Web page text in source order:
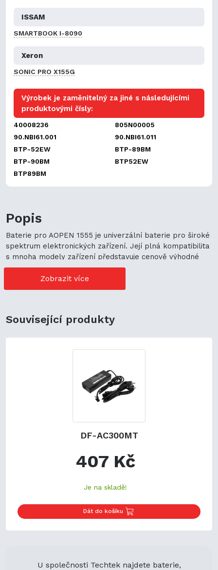
ISSAM
SMARTBOOK I-8090
Xeron
SONIC PRO X155G
Výrobek je zaměnitelný za jiné s následujícími
produktovými čísly:
40008236
805N00005
90.NBI61.001
90.NBI61.011
BTP-52EW
BTP-89BM
BTP-90BM
BTP52EW
BTP89BM
Popis
Baterie pro AOPEN 1555 je univerzální baterie pro široké
spektrum elektronických zařízení. Její plná kompatibilita
s mnoha modely zařízení představuje cenově výhodné
možnosti nákupu. Její univerzální použití navíc podporuje
ekologickou udržitelnost a zaručuje flexibilitu.
Zobrazit více
Související produkty
DF-AC300MT
407 Kč
Je na skladě!
Dát do košíku
U společnosti Techtek najdete baterie,